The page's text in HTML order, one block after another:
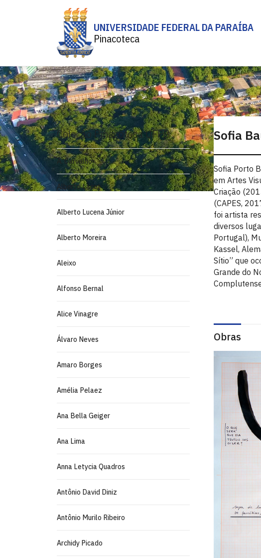
UNIVERSIDADE FEDERAL DA PARAÍBA
Pinacoteca
Coleção Pinacoteca UFPB
A. Carvalho
Alberto Lacet
Alberto Lucena Júnior
Alberto Moreira
Aleixo
Alfonso Bernal
Alice Vinagre
Álvaro Neves
Amaro Borges
Amélia Pelaez
Ana Bella Geiger
Ana Lima
Anna Letycia Quadros
Antônio David Diniz
Antônio Murilo Ribeiro
Archidy Picado
Sofia
Sofia Porto
em Artes
Criação
(CAPES,
foi artista
diversos
Portugal),
Kassel,
Sítio” que
Grande do
Obras